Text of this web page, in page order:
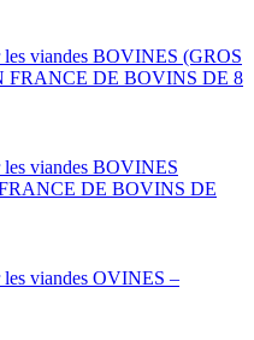
viandes BOVINES (GROS
FRANCE DE BOVINS DE 8
viandes BOVINES
DE BOVINS DE
viandes OVINES –